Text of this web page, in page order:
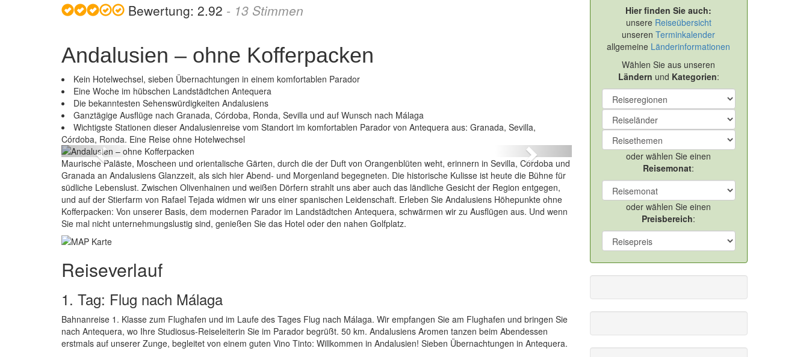
Bewertung: 2.92 - 13 Stimmen
Andalusien – ohne Kofferpacken
Kein Hotelwechsel, sieben Übernachtungen in einem komfortablen Parador
Eine Woche im hübschen Landstädtchen Antequera
Die bekanntesten Sehenswürdigkeiten Andalusiens
Ganztägige Ausflüge nach Granada, Córdoba, Ronda, Sevilla und auf Wunsch nach Málaga
Wichtigste Stationen dieser Andalusienreise vom Standort im komfortablen Parador von Antequera aus: Granada, Sevilla,
Córdoba, Ronda. Eine Reise ohne Hotelwechsel
Andalusien – ohne Kofferpacken
Previous Next
Maurische Paläste, Moscheen und orientalische Gärten, durch die der Duft von Orangenblüten weht, erinnern in Sevilla, Córdoba und
Granada an Andalusiens Glanzzeit, als sich hier Abend- und Morgenland begegneten. Die historische Kulisse ist heute die Bühne für
südliche Lebenslust. Zwischen Olivenhainen und weißen Dörfern strahlt uns aber auch das ländliche Gesicht der Region entgegen,
und auf der Stierfarm von Rafael Tejada widmen wir uns einer spanischen Leidenschaft. Erleben Sie Andalusiens Höhepunkte ohne
Kofferpacken: Von unserer Basis, dem modernen Parador im Landstädtchen Antequera, schwärmen wir zu Ausflügen aus. Und wenn
Sie mal nicht unternehmungslustig sind, genießen Sie das Hotel oder den nahen Golfplatz.
Reiseverlauf
1. Tag: Flug nach Málaga
Bahnanreise 1. Klasse zum Flughafen und im Laufe des Tages Flug nach Málaga. Wir empfangen Sie am Flughafen und bringen Sie
nach Antequera, wo Ihre Studiosus-Reiseleiterin Sie im Parador begrüßt. 50 km. Andalusiens Aromen tanzen beim Abendessen
erstmals auf unserer Zunge, begleitet von einem guten Vino Tinto: Willkommen in Andalusien! Sieben Übernachtungen in Antequera.
Hier finden Sie auch:
unsere Reiseübersicht
unserenTerminkalender
allgemeine Länderinformationen
Wählen Sie aus unseren
Ländern und Kategorien:
oder wählen Sie einen
Reisemonat:
oder wählen Sie einen
Preisbereich: